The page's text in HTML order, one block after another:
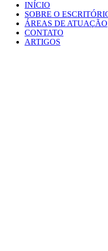
INÍCIO
SOBRE O
ÁREAS DE ATUAÇÃO
CONTATO
ARTIGOS